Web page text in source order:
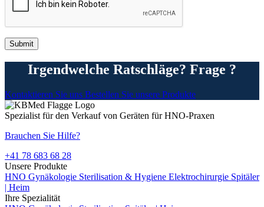
Irgendwelche Ratschläge? Frage ?
Kontaktieren Sie uns Bestellen Sie unsere Produkte
Spezialist für den Verkauf von Geräten für HNO-Praxen
Brauchen Sie Hilfe?
+41 78 683 68 28
Unsere Produkte
HNO Gynäkologie Sterilisation & Hygiene Elektrochirurgie Spitäler
| Heim
Ihre Spezialität